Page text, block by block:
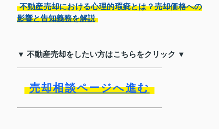
不動産売却における心理的瑕疵とは？売却価格への
影響と告知義務を解説
▼ 不動産売却をしたい方はこちらをクリック ▼
売却相談ページへ進む